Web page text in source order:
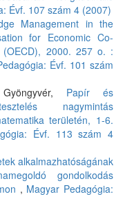
Évf. 107 szám 4 (2007)
Management in the
for Economic Co-
(OECD), 2000. 257 o. :
Évf. 101 szám
Papír és
nagymintás
területén, 1-6.
Évf. 113 szám 4
alkalmazhatóságának
gondolkodás
, Magyar Pedagógia: